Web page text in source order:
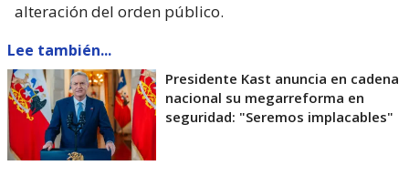
alteración del orden público.
Lee también...
Presidente Kast anuncia en cadena
nacional su megarreforma en
seguridad: "Seremos implacables"